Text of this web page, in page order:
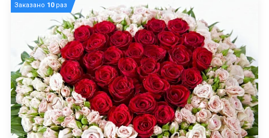
Заказано 10раз